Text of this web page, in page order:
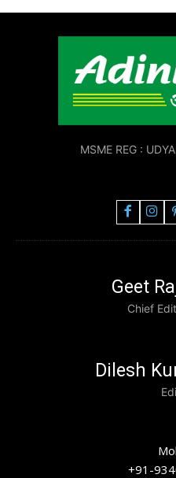
MSME REG :
Geet
Chief
Dilesh
+91-